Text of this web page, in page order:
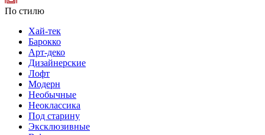
По стилю
Хай-тек
Барокко
Арт-деко
Дизайнерские
Лофт
Модерн
Необычные
Неоклассика
Под старину
Эксклюзивные